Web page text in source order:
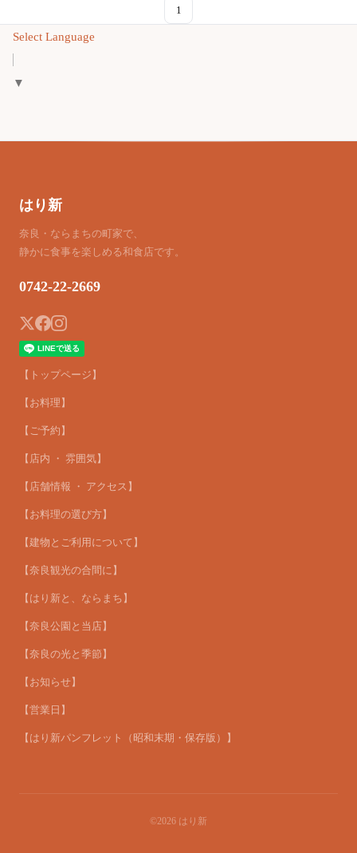
1
Select Language
▼
はり新
奈良・ならまちの町家で、
静かに食事を楽しめる和食店です。
0742-22-2669
【トップページ】
【お料理】
【ご予約】
【店内 ・ 雰囲気】
【店舗情報 ・ アクセス】
【お料理の選び方】
【建物とご利用について】
【奈良観光の合間に】
【はり新と、ならまち】
【奈良公園と当店】
【奈良の光と季節】
【お知らせ】
【営業日】
【はり新パンフレット（昭和末期・保存版）】
©2026 はり新